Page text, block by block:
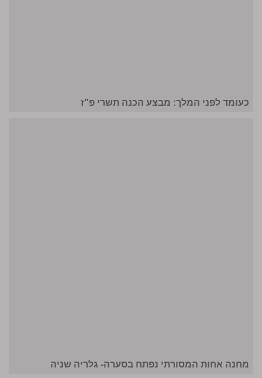
כעומד לפני המלך: מבצע הכנה תשרי פ"ז
מחנה אחות המסורתי נפתח בסערה- גלריה שניה